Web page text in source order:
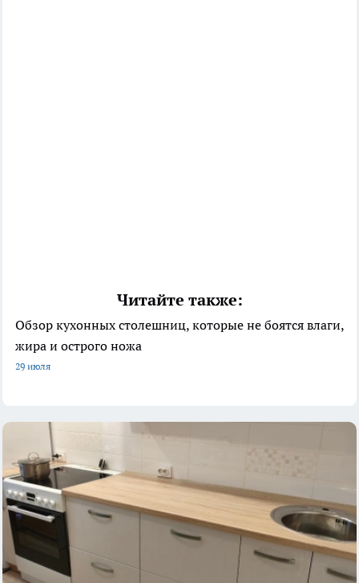
Читайте также:
Обзор кухонных столешниц, которые не боятся влаги,
жира и острого ножа
29 июля